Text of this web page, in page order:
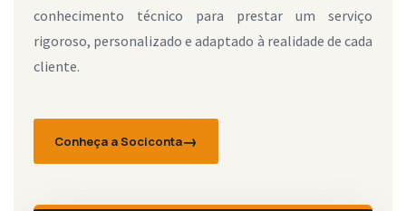
conhecimento técnico para prestar um serviço
rigoroso, personalizado e adaptado à realidade de cada
cliente.
Conheça a Sociconta